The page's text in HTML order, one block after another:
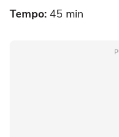
Tempo: 45 min